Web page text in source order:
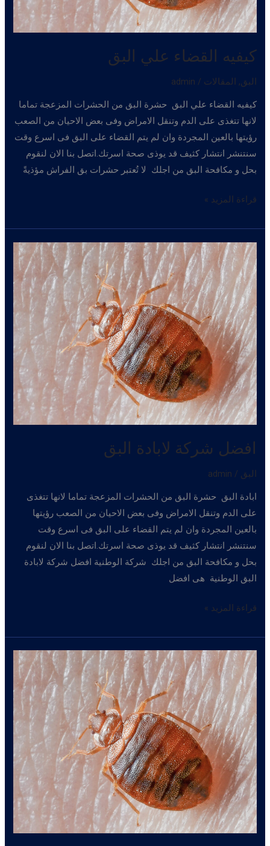
كيفيه القضاء علي البق
البق, المقالات /
admin
كيفيه القضاء علي البق حشرة البق من الحشرات المزعجة تماما
لانها تتغذى على الدم وتنقل الامراض وفى بعض الاحيان من الصعب
رؤيتها بالعين المجردة وان لم يتم القضاء على البق فى اسرع وقت
سنتنشر انتشار كثيف قد يوذى صحة اسرتك.اتصل بنا الان لنقوم
بحل و مكافحة البق من اجلك لا تُعتبر حشرات بق الفراش مؤذيةً
كيفيه
علي
البق
قراءة المزيد »
افضل شركة لابادة البق
البق /
admin
ابادة البق حشرة البق من الحشرات المزعجة تماما لانها تتغذى
على الدم وتنقل الامراض وفى بعض الاحيان من الصعب رؤيتها
بالعين المجردة وان لم يتم القضاء على البق فى اسرع وقت
سنتنشر انتشار كثيف قد يوذى صحة اسرتك.اتصل بنا الان لنقوم
بحل و مكافحة البق من اجلك شركة الوطنية افضل شركة لابادة
البق الوطنية هى افضل
افضل
لابادة
البق
قراءة المزيد »